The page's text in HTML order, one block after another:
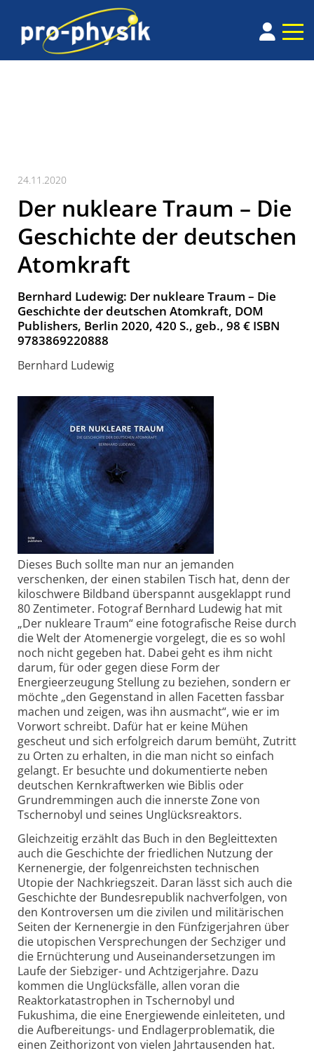
24.11.2020
Der nukleare Traum – Die
Geschichte der deutschen
Atomkraft
Bernhard Ludewig: Der nukleare Traum – Die
Geschichte der deutschen Atomkraft, DOM
Publishers, Berlin 2020, 420 S., geb., 98 € ISBN
9783869220888
Bernhard Ludewig
Dieses Buch sollte man nur an jemanden
verschenken, der einen stabilen Tisch hat, denn der
kiloschwere Bildband überspannt ausgeklappt rund
80 Zentimeter. Fotograf Bernhard Ludewig hat mit
„Der nukleare Traum“ eine fotografische Reise durch
die Welt der Atomenergie vorgelegt, die es so wohl
noch nicht gegeben hat. Dabei geht es ihm nicht
darum, für oder gegen diese Form der
Energieerzeugung Stellung zu beziehen, sondern er
möchte „den Gegenstand in allen Facetten fassbar
machen und zeigen, was ihn ausmacht“, wie er im
Vorwort schreibt. Dafür hat er keine Mühen
gescheut und sich erfolgreich darum bemüht, Zutritt
zu Orten zu erhalten, in die man nicht so einfach
gelangt. Er besuchte und dokumentierte neben
deutschen Kernkraftwerken wie Biblis oder
Grundremmingen auch die innerste Zone von
Tschernobyl und seines Unglücksreaktors.
Gleichzeitig erzählt das Buch in den Begleittexten
auch die Geschichte der friedlichen Nutzung der
Kern­energie, der folgenreichsten techni­schen
Utopie der Nachkriegszeit. Daran lässt sich auch die
Geschichte der Bundesrepublik nachverfolgen, von
den Kontroversen um die zivilen und militärischen
Seiten der Kern­energie in den Fünfzigerjahren über
die utopischen Versprechungen der Sechziger und
die Ernüchterung und Auseinandersetzungen im
Laufe der Siebziger- und Achtzigerjahre. Dazu
kommen die Unglücksfälle, allen voran die
Reaktorkatastrophen in Tschernobyl und
Fukushima, die eine Energiewende einleiteten, und
die Aufbereitungs- und Endlager­problematik, die
einen Zeithorizont von vielen Jahrtausenden hat.